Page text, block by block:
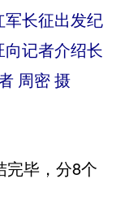
军长征出发纪
记者介绍长
周密 摄
毕，分8个